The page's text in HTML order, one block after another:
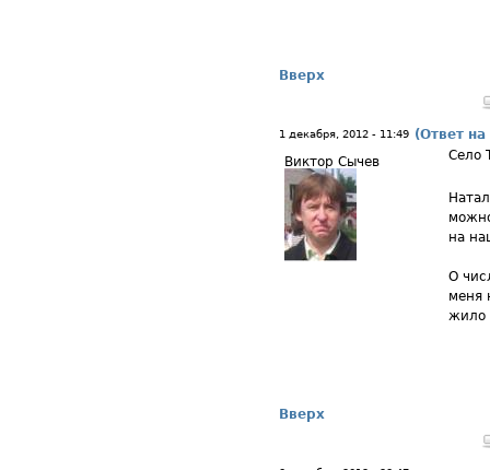
Вверх
1 декабря, 2012 - 11:49 (Ответ
Виктор Сычев
Село
на
О
меня
жило
Вверх